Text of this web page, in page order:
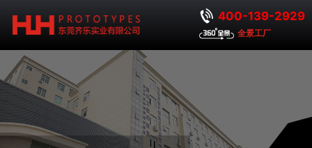
400-139-2929
全景工厂